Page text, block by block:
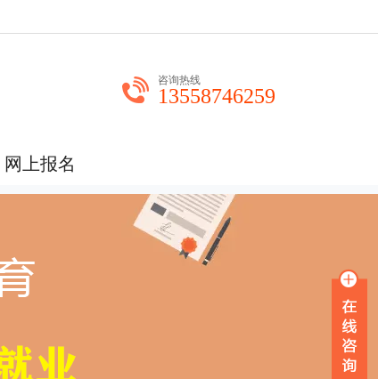
咨询热线
13558746259
网上报名